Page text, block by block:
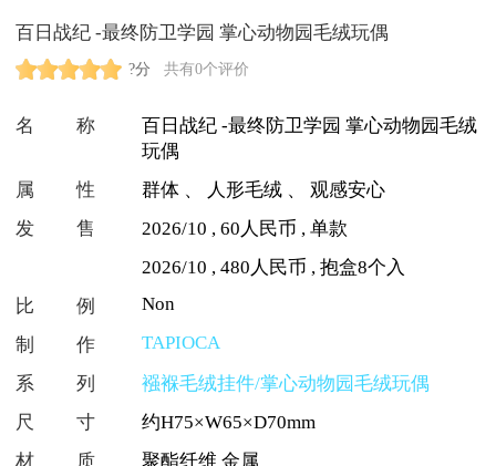
百日战纪 -最终防卫学园 掌心动物园毛绒玩偶
?分 共有0个评价
名称
百日战纪 -最终防卫学园 掌心动物园毛绒
玩偶
属性
群体、 人形毛绒、 观感安心
发售
2026/10 , 60人民币 , 单款
2026/10 , 480人民币 , 抱盒8个入
比例
Non
制作
TAPIOCA
系列
襁褓毛绒挂件/掌心动物园毛绒玩偶
尺寸
约H75×W65×D70mm
材质
聚酯纤维 金属